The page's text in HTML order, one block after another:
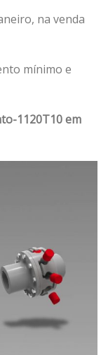
na venda
mínimo e
1120T10 em